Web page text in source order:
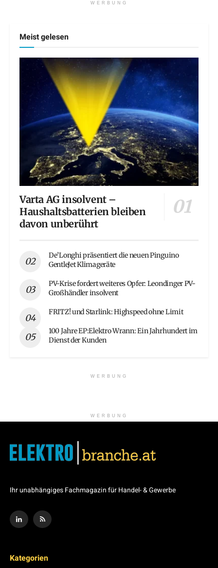
WERBUNG
Meist gelesen
Varta AG insolvent –
Haushaltsbatterien bleiben
davon unberührt
De’Longhi präsentiert die neuen Pinguino
GentleJet Klimageräte
PV-Krise fordert weiteres Opfer: Leondinger PV-
Großhändler insolvent
FRITZ! und Starlink: Highspeed ohne Limit
100 Jahre EP:Elektro Wrann: Ein Jahrhundert im
Dienst der Kunden
WERBUNG
WERBUNG
Ihr unabhängiges Fachmagazin für Handel- & Gewerbe
Kategorien